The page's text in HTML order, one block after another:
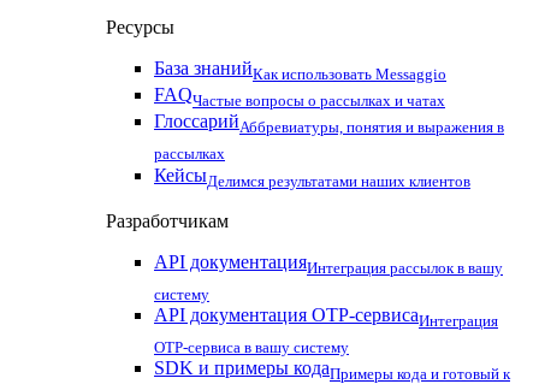
Ресурсы
База знанийКак использовать Messaggio
FAQЧастые вопросы о рассылках и чатах
ГлоссарийАббревиатуры, понятия и выражения в
рассылках
КейсыДелимся результатами наших клиентов
Разработчикам
API документацияИнтеграция рассылок в вашу
систему
API документация OTP-сервисаИнтеграция
OTP-сервиса в вашу систему
SDK и примеры кодаПримеры кода и готовый к